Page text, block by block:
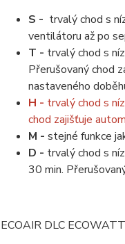
S - trvalý chod s
ventilátoru až po
T - trvalý chod s
Přerušovaný chod
nastaveného
H - trvalý chod s
chod zajišťuje
M - stejné funkce
D - trvalý chod s
30 min.
ECOAIR DLC